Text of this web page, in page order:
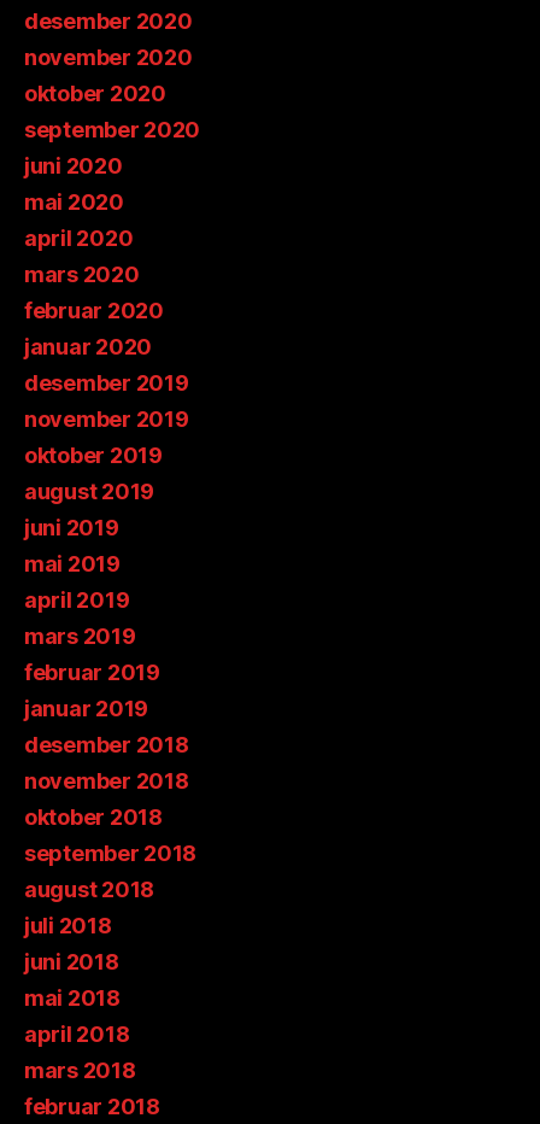
desember 2020
november 2020
oktober 2020
september 2020
juni 2020
mai 2020
april 2020
mars 2020
februar 2020
januar 2020
desember 2019
november 2019
oktober 2019
august 2019
juni 2019
mai 2019
april 2019
mars 2019
februar 2019
januar 2019
desember 2018
november 2018
oktober 2018
september 2018
august 2018
juli 2018
juni 2018
mai 2018
april 2018
mars 2018
februar 2018